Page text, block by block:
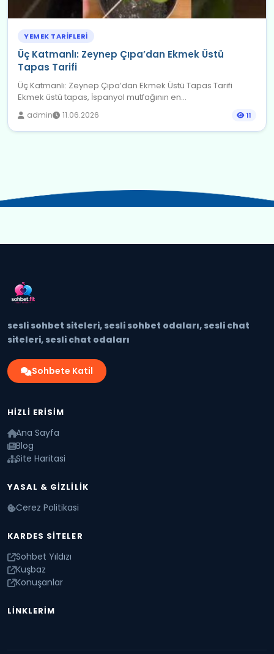
YEMEK TARIFLERI
Üç Katmanlı: Zeynep Çıpa’dan Ekmek Üstü
Tapas Tarifi
Üç Katmanlı: Zeynep Çıpa’dan Ekmek Üstü Tapas Tarifi
Ekmek üstü tapas, İspanyol mutfağının en...
admin 11.06.2026 11
sesli sohbet siteleri, sesli sohbet odaları, sesli chat
siteleri, sesli chat odaları
Sohbete Katil
HIZLI ERISIM
Ana Sayfa
Blog
Site Haritasi
YASAL & GIZLILIK
Cerez Politikasi
KARDES SITELER
Sohbet Yıldızı
Kuşbaz
Konuşanlar
LINKLERIM